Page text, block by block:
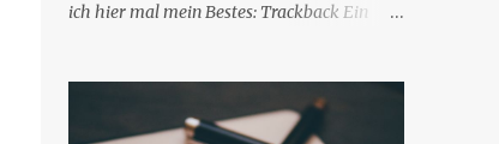
ich hier mal mein Bestes: Trackback Ein
besagt: "Lieber Blogeintrag, ich habe einen
Kommentar zu dir geschrieben, aber nicht